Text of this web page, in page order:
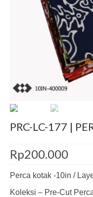
Pre-Cut
PRC-LC-177 |
Rp200.000
Perca kotak -10in /
Koleksi – Pre-Cut